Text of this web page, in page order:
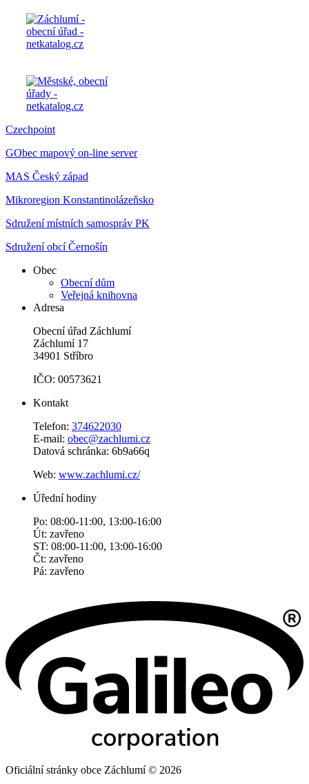
Czechpoint
GObec mapový on-line server
MAS Český západ
Mikroregion Konstantinolázeňsko
Sdružení místních samospráv PK
Sdružení obcí Černošín
Obec
Obecní dům
Veřejná knihovna
Adresa
Obecní úřad Záchlumí
Záchlumí 17
34901 Stříbro
IČO: 00573621
Kontakt
Telefon: 374622030
E-mail: obec@zachlumi.cz
Datová schránka: 6b9a66q
Web: www.zachlumi.cz/
Úřední hodiny
Po: 08:00-11:00, 13:00-16:00
Út: zavřeno
ST: 08:00-11:00, 13:00-16:00
Čt: zavřeno
Pá: zavřeno
Oficiální stránky obce Záchlumí © 2026